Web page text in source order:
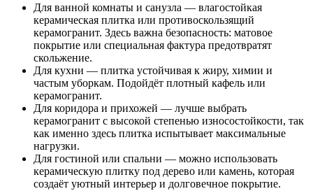
Для ванной комнаты и санузла — влагостойкая
керамическая плитка или противоскользящий
керамогранит. Здесь важна безопасность: матовое
покрытие или специальная фактура предотвратят
скольжение.
Для кухни — плитка устойчивая к жиру, химии и
частым уборкам. Подойдёт плотный кафель или
керамогранит.
Для коридора и прихожей — лучше выбрать
керамогранит с высокой степенью износостойкости, так
как именно здесь плитка испытывает максимальные
нагрузки.
Для гостиной или спальни — можно использовать
керамическую плитку под дерево или камень, которая
создаёт уютный интерьер и долговечное покрытие.